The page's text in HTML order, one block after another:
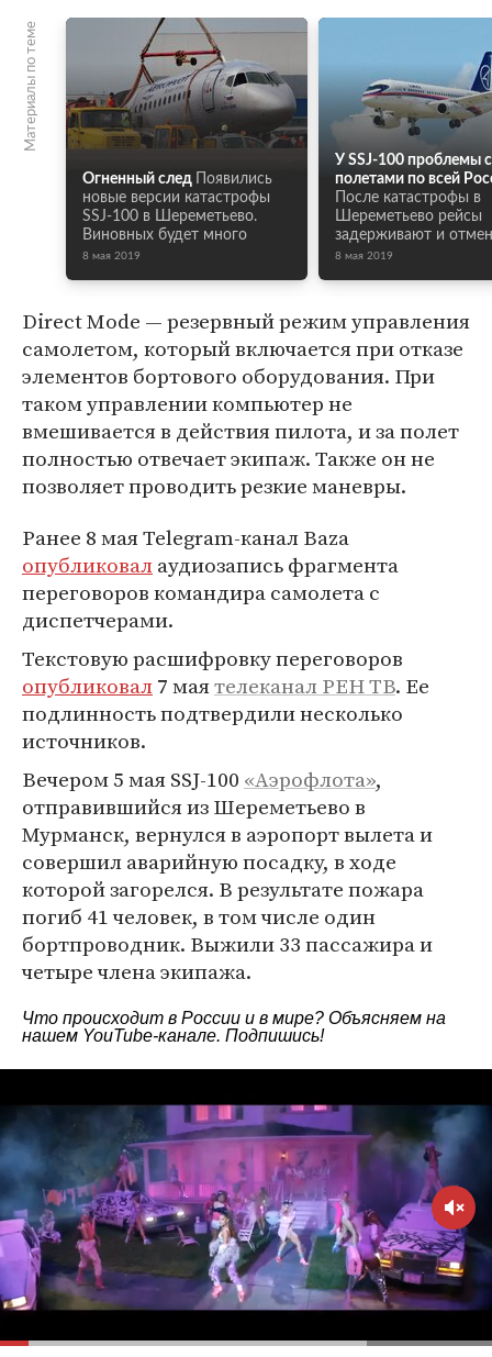
Материалы по теме
Огненный след
Появились
новые версии катастрофы
SSJ-100 в Шереметьево.
Виновных будет много
8 мая 2019
У SSJ-100 проблемы с
полетами по всей
После катастрофы в
Шереметьево рейсы
задерживают и
8 мая 2019
Direct Mode — резервный режим управления
самолетом, который включается при отказе
элементов бортового оборудования. При
таком управлении компьютер не
вмешивается в действия пилота, и за полет
полностью отвечает экипаж. Также он не
позволяет проводить резкие маневры.
Ранее 8 мая Telegram-канал Baza
опубликовалаудиозапись фрагмента
переговоров командира самолета с
диспетчерами.
Текстовую расшифровку переговоров
опубликовал7 маятелеканал РЕН ТВ. Ее
подлинность подтвердили несколько
источников.
Вечером 5 мая SSJ-100 «Аэрофлота»,
отправившийся из Шереметьево в
Мурманск, вернулся в аэропорт вылета и
совершил аварийную посадку, в ходе
которой загорелся. В результате пожара
погиб 41 человек, в том числе один
бортпроводник. Выжили 33 пассажира и
четыре члена экипажа.
Что происходит в России и в мире? Объясняем на
нашем YouTube-канале. Подпишись!